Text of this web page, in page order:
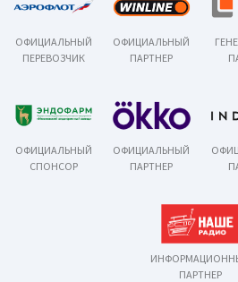
ОФИЦИАЛЬНЫЙ
ПЕРЕВОЗЧИК
ОФИЦИАЛЬНЫЙ
ПАРТНЕР
ОФИЦИАЛЬНЫЙ
СПОНСОР
ОФИЦИАЛЬНЫЙ
ПАРТНЕР
ПАРТНЕР